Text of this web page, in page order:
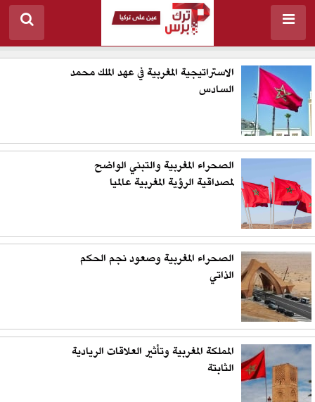
الاستراتيجية المغربية في عهد الملك محمد
السادس
الصحراء المغربية والتبني الواضح
لمصداقية الرؤية المغربية عالميا
الصحراء المغربية وصعود نجم الحكم
الذاتي
المملكة المغربية وتأثير العلاقات الريادية
الثابتة